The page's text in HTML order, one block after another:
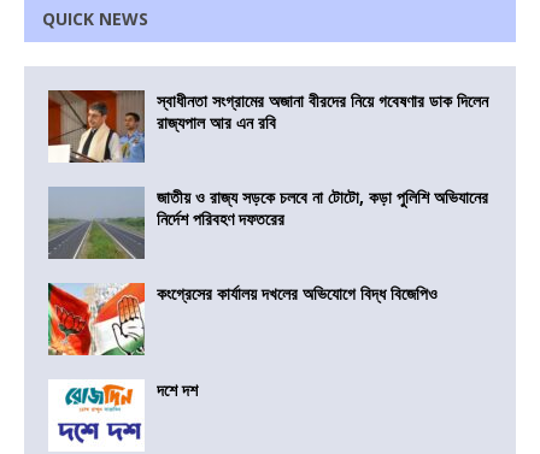
QUICK NEWS
স্বাধীনতা সংগ্রামের অজানা বীরদের নিয়ে গবেষণার ডাক দিলেন
রাজ্যপাল আর এন রবি
জাতীয় ও রাজ্য সড়কে চলবে না টোটো, কড়া পুলিশি অভিযানের
নির্দেশ পরিবহণ দফতরের
কংগ্রেসের কার্যালয় দখলের অভিযোগে বিদ্ধ বিজেপিও
দশে দশ